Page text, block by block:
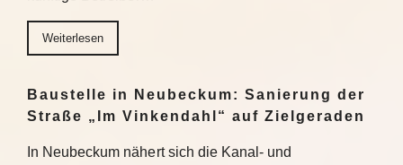
Weiterlesen
Baustelle in Neubeckum: Sanierung der
Straße „Im Vinkendahl“ auf Zielgeraden
In Neubeckum nähert sich die Kanal- und